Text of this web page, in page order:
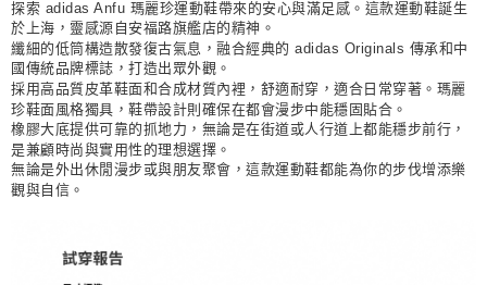
探索 adidas Anfu 瑪麗珍運動鞋帶來的安心與滿足感。這款運動鞋誕生
於上海，靈感源自安福路旗艦店的精神。
纖細的低筒構造散發復古氣息，融合經典的 adidas Originals 傳承和中
國傳統品牌標誌，打造出眾外觀。
採用高品質皮革鞋面和合成材質內裡，舒適耐穿，適合日常穿著。瑪麗
珍鞋面風格獨具，鞋帶設計則確保在都會漫步中能穩固貼合。
橡膠大底提供可靠的抓地力，無論是在街道或人行道上都能穩步前行，
是兼顧時尚與實用性的理想選擇。
無論是外出休閒漫步或與朋友聚會，這款運動鞋都能為你的步伐增添樂
觀與自信。